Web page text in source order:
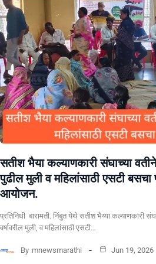
सतीश भैया कल्याणकारी संघाच्या वतीने
पुढील मुली व महिलांसाठी एसटी
आयोजन.
प्रतिनिधी बारामती. निंबुत येथे सतीश भैय्या कल्याणकारी संघ
वर्षावरील मुली, व महिलांसाठी एसटी…
By mnewsmarathi Jun 19, 2026